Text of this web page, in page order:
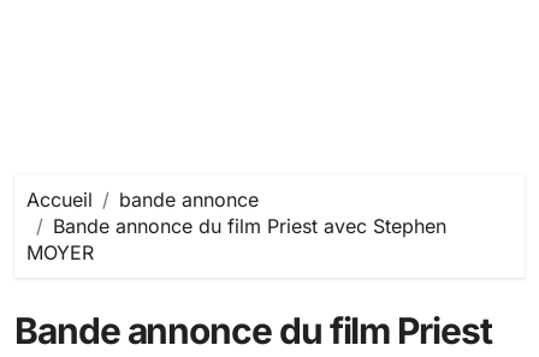
Accueil
bande annonce
Bande annonce du film Priest avec Stephen
MOYER
Bande annonce du film Priest